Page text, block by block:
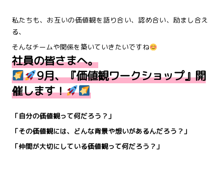
私たちも、お互いの価値観を語り合い、認め合い、励まし合え
る、
そんなチームや関係を築いていきたいですね
社員の皆さまへ。
9月、『価値観ワークショップ』開
催します！
「自分の価値観って何だろう？」
「その価値観には、どんな背景や想いがあるんだろう？」
「仲間が大切にしている価値観って何だろう？」